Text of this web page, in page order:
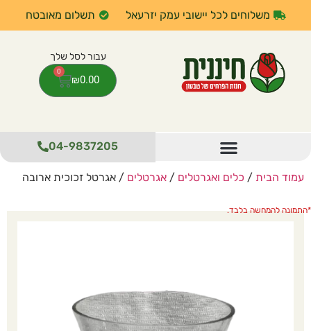
משלוחים לכל יישובי עמק יזרעאל תשלום מאובטח
₪0.00
0
04-9837205
עמוד הבית/ כלים ואגרטלים / אגרטלים / אגרטל זכוכית ארובה
*התמונה להמחשה בלבד.